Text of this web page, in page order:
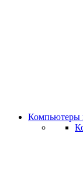
Компьютеры